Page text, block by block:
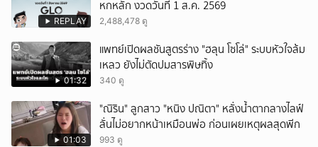
REPLAY
หกหลัก งวดวันที่ 1 ส.ค. 2569
2,488,478 ดู
01:32
แพทย์เปิดผลชันสูตรร่าง "ฮลุน โซโล่" ระบบหัวใจล้ม
เหลว ยังไม่ตัดปมสารพิษทิ้ง
340 ดู
01:03
"ณิริน" ลูกสาว "หนิง ปณิตา" หลั่งน้ำตากลางไลฟ์
ลั่นไม่อยากหน้าเหมือนพ่อ ก่อนเผยเหตุผลสุดพีก
993 ดู